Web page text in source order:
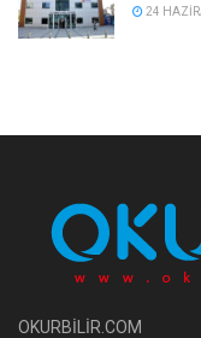
24
OKURBİLİR.COM